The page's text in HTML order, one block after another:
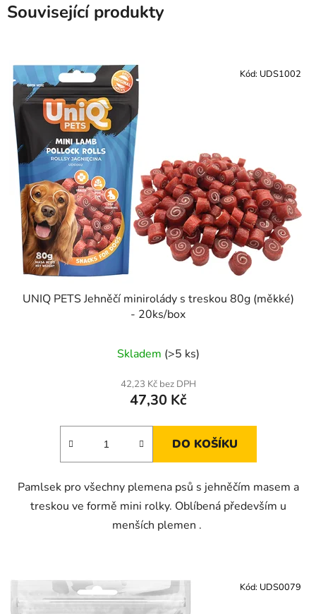
Související produkty
UNIQ PETS Jehněčí minirolády s treskou 80g (měkké)
- 20ks/box
Skladem (>5 ks)
42,23 Kč bez DPH
47,30 Kč
DO KOŠÍKU
Pamlsek pro všechny plemena psů s jehněčím masem a
treskou ve formě mini rolky. Oblíbená především u
menších plemen .
Kód: UDS1002
Kód: UDS0079